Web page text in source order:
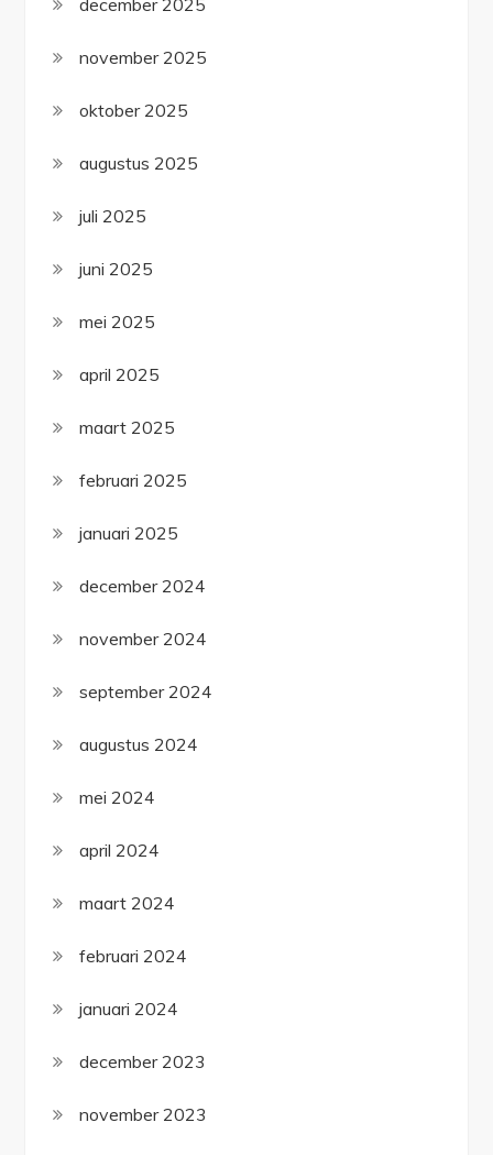
december 2025
november 2025
oktober 2025
augustus 2025
juli 2025
juni 2025
mei 2025
april 2025
maart 2025
februari 2025
januari 2025
december 2024
november 2024
september 2024
augustus 2024
mei 2024
april 2024
maart 2024
februari 2024
januari 2024
december 2023
november 2023